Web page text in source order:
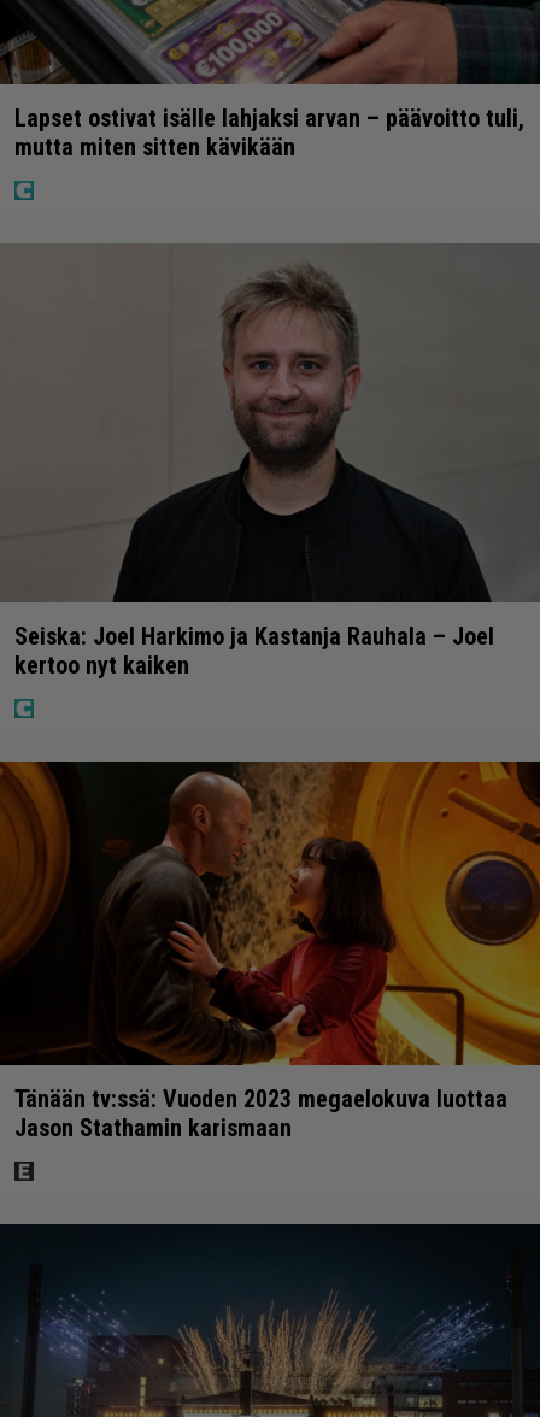
Lapset ostivat isälle lahjaksi arvan – päävoitto tuli,
mutta miten sitten kävikään
Seiska: Joel Harkimo ja Kastanja Rauhala – Joel
kertoo nyt kaiken
Tänään tv:ssä: Vuoden 2023 megaelokuva luottaa
Jason Stathamin karismaan